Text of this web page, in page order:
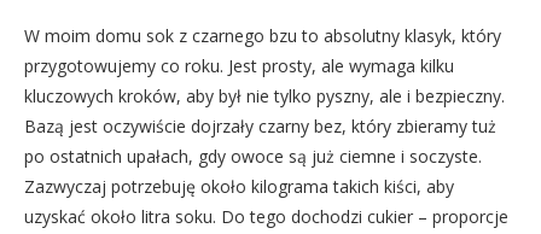
W moim domu sok z czarnego bzu to absolutny klasyk, który
przygotowujemy co roku. Jest prosty, ale wymaga kilku
kluczowych kroków, aby był nie tylko pyszny, ale i bezpieczny.
Bazą jest oczywiście dojrzały czarny bez, który zbieramy tuż
po ostatnich upałach, gdy owoce są już ciemne i soczyste.
Zazwyczaj potrzebuję około kilograma takich kiści, aby
uzyskać około litra soku. Do tego dochodzi cukier – proporcje